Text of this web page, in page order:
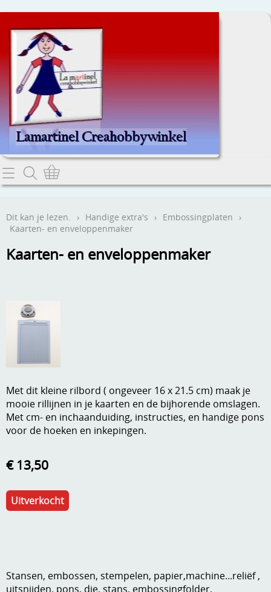
Home
Contact
Webwinkel
Aanbiedingen
Boeken en magazines
Dies om te stansen
DVD-CD
Embossen
Handige extra's
Hout , MDF, kartonmateriaal, steen
Knipvellen
Verzend - en verpakkingsk
Info
Anders creatief
Dit kan je lezen. › Handige extra's › Embossingplaten
›
Kaarten- en enveloppenmaker
Kaarten- en enveloppenmaker
Met dit kleine rilbord ( ongeveer 16 x 21.5 cm) maak je
mooie rillijnen in je kaarten en de bijhorende omslagen.
Met cm- en inchaanduiding, instructies, en handige pons
voor de hoeken en inkepingen.
€ 13,50
Uitverkocht
Stansen, embossen, stempelen, papier,machine...reliëf ,
uitsnijden, pons, die, stans, embossingfolder,